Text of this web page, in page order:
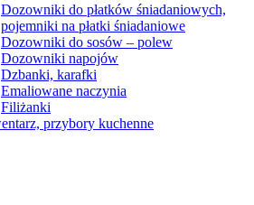
Dozowniki do płatków śniadaniowych,
pojemniki na płatki śniadaniowe
Dozowniki do sosów – polew
Dozowniki napojów
Dzbanki, karafki
Emaliowane naczynia
Filiżanki